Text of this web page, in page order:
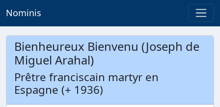
Nominis
Bienheureux Bienvenu (Joseph de
Miguel Arahal)
Prêtre franciscain martyr en
Espagne (+ 1936)